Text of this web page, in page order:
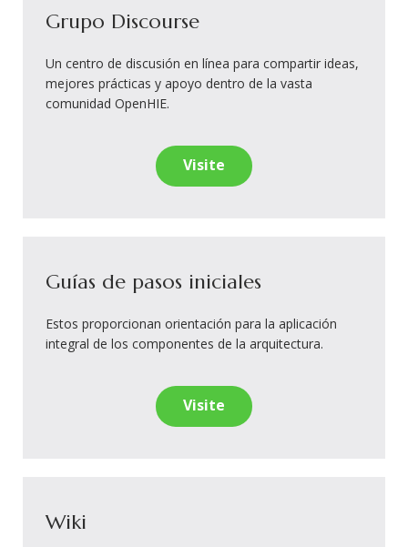
Grupo Discourse
Un centro de discusión en línea para compartir ideas,
mejores prácticas y apoyo dentro de la vasta
comunidad OpenHIE.
Visite
Guías de pasos iniciales
Estos proporcionan orientación para la aplicación
integral de los componentes de la arquitectura.
Visite
Wiki